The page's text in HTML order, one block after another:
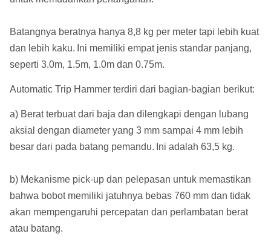
Batangnya beratnya hanya 8,8 kg per meter tapi lebih kuat
dan lebih kaku. Ini memiliki empat jenis standar panjang,
seperti 3.0m, 1.5m, 1.0m dan 0.75m.
Automatic Trip Hammer terdiri dari bagian-bagian berikut:
a) Berat terbuat dari baja dan dilengkapi dengan lubang
aksial dengan diameter yang 3 mm sampai 4 mm lebih
besar dari pada batang pemandu. Ini adalah 63,5 kg.
b) Mekanisme pick-up dan pelepasan untuk memastikan
bahwa bobot memiliki jatuhnya bebas 760 mm dan tidak
akan mempengaruhi percepatan dan perlambatan berat
atau batang.